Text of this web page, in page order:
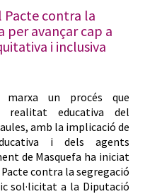
Pacte contra la
per avançar cap a
i inclusiva
marxa un procés que
educativa del
amb la implicació de
i dels agents
de Masquefa ha iniciat
contra la segregació
sol·licitat a la Diputació